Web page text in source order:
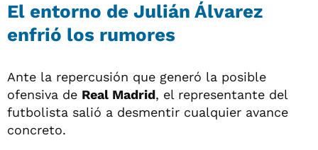
El entorno de Julián Álvarez
enfrió los rumores
Ante la repercusión que generó la posible
ofensiva de Real Madrid, el representante del
futbolista salió a desmentir cualquier avance
concreto.